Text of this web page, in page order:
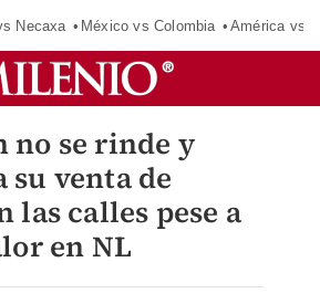
Necaxa México vs Colombia América vs
no se rinde y
venta de
las calles pese a
en NL